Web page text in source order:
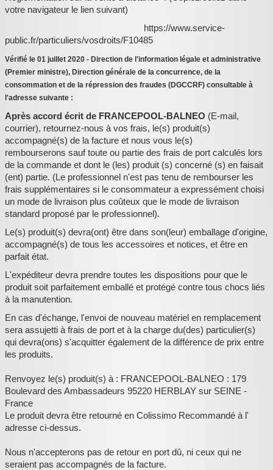
votre navigateur le lien suivant)
https://www.service-
public.fr/particuliers/vosdroits/F10485
Vérifié le 01 juillet 2020 - Direction de l'information légale et administrative
(Premier ministre), Direction générale de la concurrence, de la
consommation et de la répression des fraudes (DGCCRF) consultable à
l'adresse suivante :
Après accord écrit de FRANCEPOOL-BALNEO (E-mail,
courrier), retournez-nous à vos frais, le(s) produit(s)
accompagné(s) de la facture et nous vous le(s)
rembourserons sauf toute ou partie des frais de port calculés lors
de la commande et dont le (les) produit (s) concerné (s) en faisait
(ent) partie. (Le professionnel n'est pas tenu de rembourser les
frais supplémentaires si le consommateur a expressément choisi
un mode de livraison plus coûteux que le mode de livraison
standard proposé par le professionnel).
Le(s) produit(s) devra(ont) être dans son(leur) emballage d'origine,
accompagné(s) de tous les accessoires et notices, et être en
parfait état.
L'expéditeur devra prendre toutes les dispositions pour que le
produit soit parfaitement emballé et protégé contre tous chocs liés
à la manutention.
En cas d'échange, l'envoi de nouveau matériel en remplacement
sera assujetti à frais de port et à la charge du(des) particulier(s)
qui devra(ons) s'acquitter également de la différence de prix entre
les produits.
Renvoyez le(s) produit(s) à : FRANCEPOOL-BALNEO : 179
Boulevard des Ambassadeurs 95220 HERBLAY sur SEINE -
France
Le produit devra être retourné en Colissimo Recommandé à l'
adresse ci-dessus.
Nous n'accepterons pas de retour en port dû, ni ceux qui ne
seraient pas accompagnés de la facture.